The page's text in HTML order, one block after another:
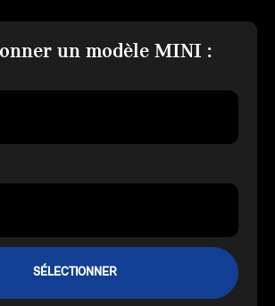
un modèle MINI :
SÉLECTIONNER